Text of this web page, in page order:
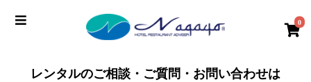
0
レンタルのご相談・ご質問・お問い合わせは